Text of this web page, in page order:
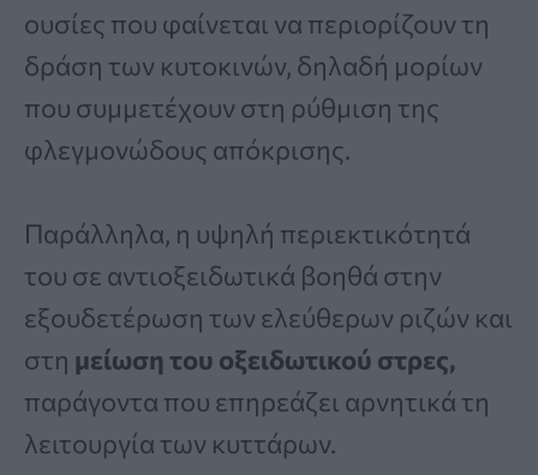
ουσίες που φαίνεται να περιορίζουν τη
δράση των κυτοκινών, δηλαδή μορίων
που συμμετέχουν στη ρύθμιση της
φλεγμονώδους απόκρισης.
Παράλληλα, η υψηλή περιεκτικότητά
του σε αντιοξειδωτικά βοηθά στην
εξουδετέρωση των ελεύθερων ριζών και
στη μείωση του οξειδωτικού στρες,
παράγοντα που επηρεάζει αρνητικά τη
λειτουργία των κυττάρων.